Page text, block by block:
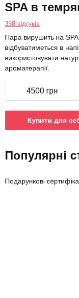
SPA в
358 відгуків
Пара вирушить на
відбуватиметься в
використовувати
ароматерапії.
4500 грн
Купити для
Популярні
Подарункові